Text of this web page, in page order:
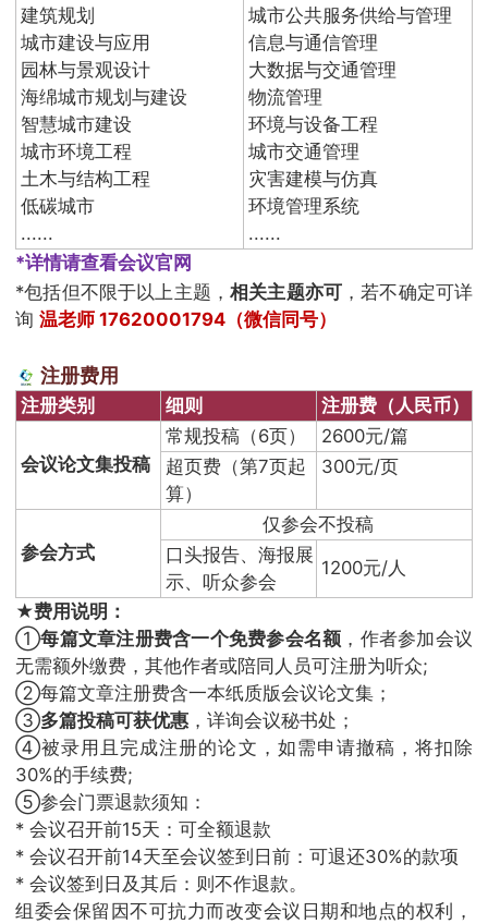
建筑规划
城市建设与应用
园林与景观设计
海绵城市规划与建设
智慧城市建设
城市环境工程
土木与结构工程
低碳城市
......
城市公共服务供给与管理
信息与通信管理
大数据与交通管理
物流管理
环境与设备工程
城市交通管理
灾害建模与仿真
环境管理系统
......
*详情请查看会议官网
*包括但不限于以上主题， 相关主题亦可 ，若不确定可详
询 温老师 17620001794（微信同号）
注册费用
注册类别 细则 注册费（人民币）
会议论文集投稿
常规投稿（6页）
2600元/篇
超页费（第7页起
算）
300元/页
参会方式
仅参会不投稿
口头报告、海报展
示、听众参会
1200元/人
★费用说明：
①每篇文章注册费含一个免费参会名额 ，作者参加会议
无需额外缴费，其他作者或陪同人员可注册为听众;
②每篇文章注册费含一本纸质版会议论文集；
③多篇投稿可获优惠 ，详询会议秘书处；
④被录用且完成注册的论文，如需申请撤稿，将扣除
30%的手续费;
⑤参会门票退款须知：
* 会议召开前15天：可全额退款
* 会议召开前14天至会议签到日前：可退还30%的款项
* 会议签到日及其后：则不作退款。
组委会保留因不可抗力而改变会议日期和地点的权利，